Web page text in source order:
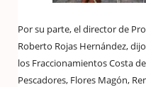
Por su parte, el director de
Roberto Rojas Hernández,
los Fraccionamientos Costa
Pescadores, Flores Magón,